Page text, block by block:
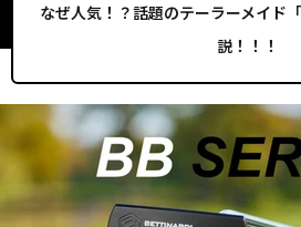
なぜ人気！？話題のテーラーメイド
説！！！